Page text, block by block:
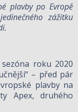
plavby po Evropě
zážitku
roku 2020
– před pár
plavby na
Apex, druhého